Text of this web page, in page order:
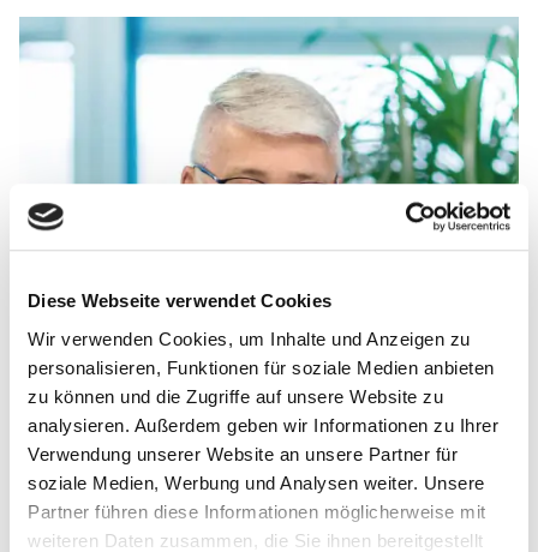
Diese Webseite verwendet Cookies
Wir verwenden Cookies, um Inhalte und Anzeigen zu
personalisieren, Funktionen für soziale Medien anbieten
zu können und die Zugriffe auf unsere Website zu
analysieren. Außerdem geben wir Informationen zu Ihrer
Verwendung unserer Website an unsere Partner für
soziale Medien, Werbung und Analysen weiter. Unsere
Partner führen diese Informationen möglicherweise mit
weiteren Daten zusammen, die Sie ihnen bereitgestellt